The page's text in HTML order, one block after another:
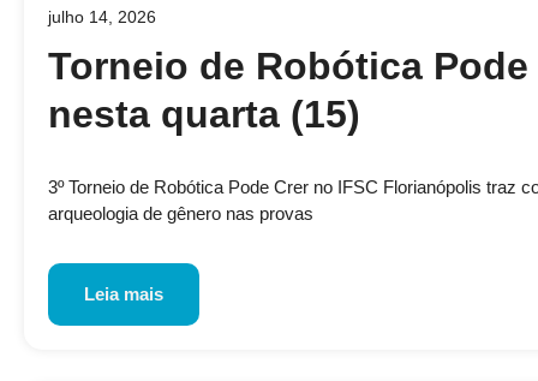
julho 14, 2026
Torneio de Robótica
nesta quarta (15)
3º Torneio de Robótica Pode Crer no IFSC Florianópolis traz
arqueologia de gênero nas provas
Leia mais